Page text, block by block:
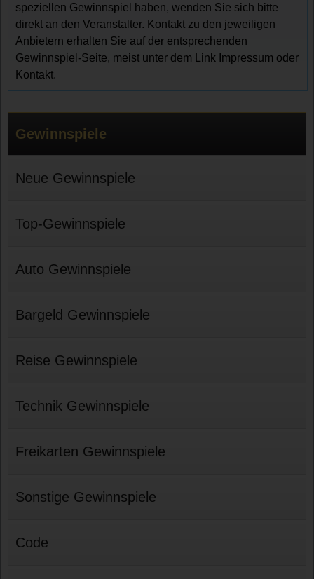
speziellen Gewinnspiel haben, wenden Sie sich bitte
direkt an den Veranstalter. Kontakt zu den jeweiligen
Anbietern erhalten Sie auf der entsprechenden
Gewinnspiel-Seite, meist unter dem Link Impressum oder
Kontakt.
Gewinnspiele
Neue Gewinnspiele
Top-Gewinnspiele
Auto Gewinnspiele
Bargeld Gewinnspiele
Reise Gewinnspiele
Technik Gewinnspiele
Freikarten Gewinnspiele
Sonstige Gewinnspiele
Code